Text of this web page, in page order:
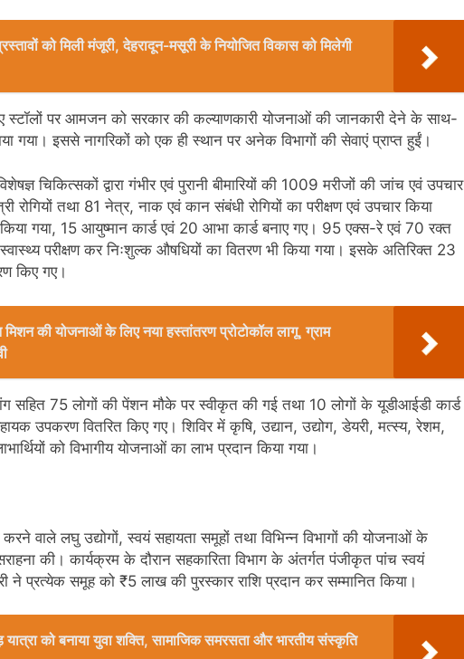
को मिली मंजूरी, देहरादून-मसूरी के नियोजित विकास को मिलेगी
गए स्टॉलों पर आमजन को सरकार की कल्याणकारी योजनाओं की जानकारी देने के साथ-
गया। इससे नागरिकों को एक ही स्थान पर अनेक विभागों की सेवाएं प्राप्त हुईं।
चिकित्सकों द्वारा गंभीर एवं पुरानी बीमारियों की 1009 मरीजों की जांच एवं उपचार
रोगियों तथा 81 नेत्र, नाक एवं कान संबंधी रोगियों का परीक्षण एवं उपचार किया
गया, 15 आयुष्मान कार्ड एवं 20 आभा कार्ड बनाए गए। 95 एक्स-रे एवं 70 रक्त
परीक्षण कर निःशुल्क औषधियों का वितरण भी किया गया। इसके अतिरिक्त 23
किए गए।
की योजनाओं के लिए नया हस्तांतरण प्रोटोकॉल लागू, ग्राम
सहित 75 लोगों की पेंशन मौके पर स्वीकृत की गई तथा 10 लोगों के यूडीआईडी कार्ड
उपकरण वितरित किए गए। शिविर में कृषि, उद्यान, उद्योग, डेयरी, मत्स्य, रेशम,
को विभागीय योजनाओं का लाभ प्रदान किया गया।
वाले लघु उद्योगों, स्वयं सहायता समूहों तथा विभिन्न विभागों की योजनाओं के
की। कार्यक्रम के दौरान सहकारिता विभाग के अंतर्गत पंजीकृत पांच स्वयं
ने प्रत्येक समूह को ₹5 लाख की पुरस्कार राशि प्रदान कर सम्मानित किया।
को बनाया युवा शक्ति, सामाजिक समरसता और भारतीय संस्कृति